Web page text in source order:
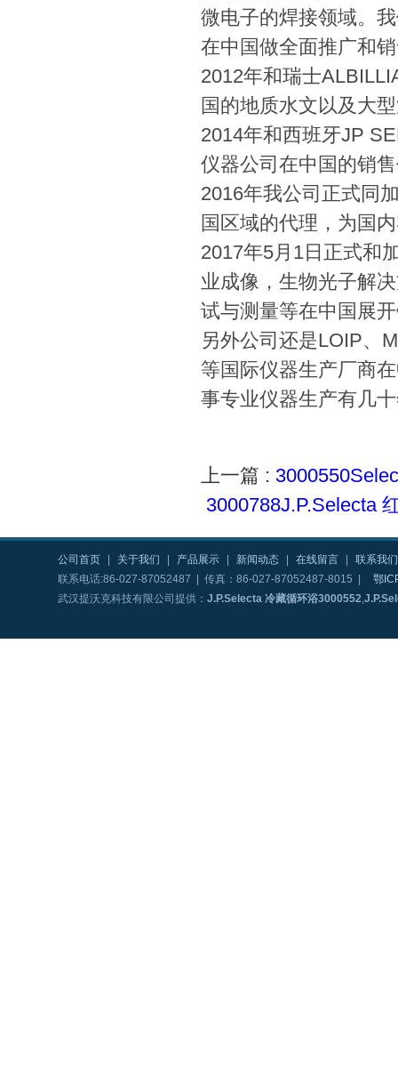
微电子的焊接领域。
在中国做全面推广和
2012年和瑞士
国的地质水文以及大
2014年和西班牙JP
仪器公司在中国的销
2016年我公司正式同
国区域的代理，为国
2017年5月1日正式和
业成像，生物光子解
试与测量等在中国展
另外公司还是LOIP、
等国际仪器生产厂商
事专业仪器生产有几
上一篇 :
3000788J.P.Selecta
公司首页 关于我们 产品展示 新闻动态 在线留言
联系我们
联系电话:86-027-87052487 | 传真：86-027-87052487-8015 |
鄂
武汉提沃克科技有限公司提供： J.P.Selecta 冷藏循环浴3000552,